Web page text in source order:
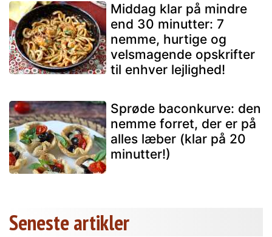
Middag klar på mindre
end 30 minutter: 7
nemme, hurtige og
velsmagende opskrifter
til enhver lejlighed!
Sprøde baconkurve: den
nemme forret, der er på
alles læber (klar på 20
minutter!)
Seneste artikler